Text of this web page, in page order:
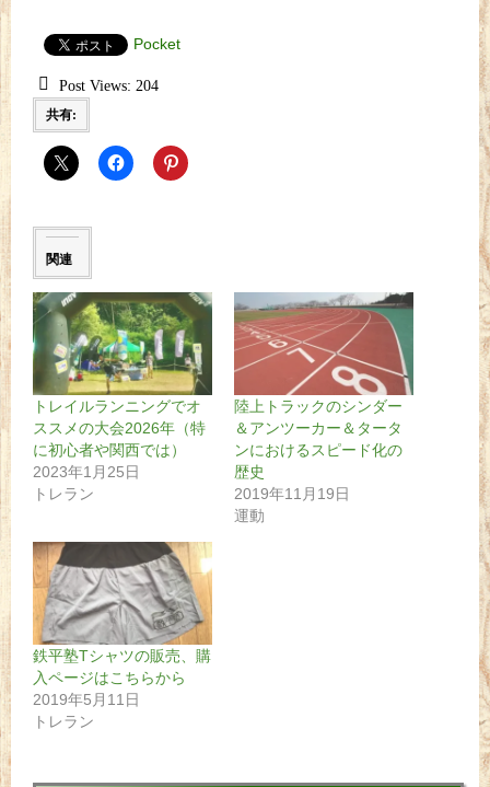
Pocket
Post Views: 204
共有:
関連
トレイルランニングでオ
ススメの大会2026年（特
に初心者や関西では）
2023年1月25日
トレラン
陸上トラックのシンダー
＆アンツーカー＆タータ
ンにおけるスピード化の
歴史
2019年11月19日
運動
鉄平塾Tシャツの販売、購
入ページはこちらから
2019年5月11日
トレラン